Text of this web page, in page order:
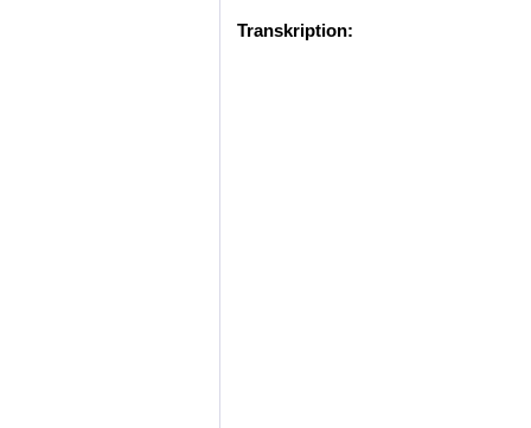
Transkription: